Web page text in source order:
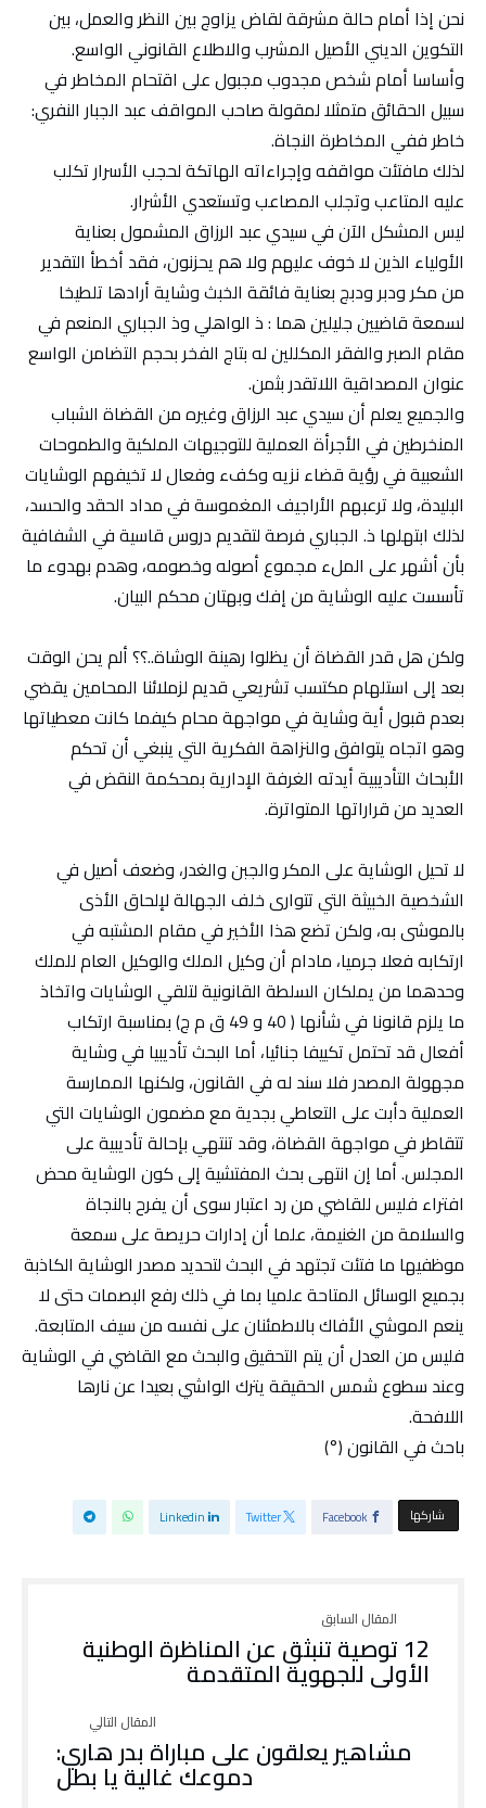
نحن إذا أمام حالة مشرقة لقاض يزاوج بين النظر والعمل، بين
التكوين الديني الأصيل المشرب والاطلاع القانوني الواسع.
وأساسا أمام شخص مجدوب مجبول على اقتحام المخاطر في
سبيل الحقائق متمثلا لمقولة صاحب المواقف عبد الجبار النفري:
خاطر ففي المخاطرة النجاة.
لذلك مافتئت مواقفه وإجراءاته الهاتكة لحجب الأسرار تكلب
عليه المتاعب وتجلب المصاعب وتستعدي الأشرار.
ليس المشكل الآن في سيدي عبد الرزاق المشمول بعناية
الأولياء الذين لا خوف عليهم ولا هم يحزنون، فقد أخطأ التقدير
من مكر ودبر ودبج بعناية فائقة الخبث وشاية أرادها تلطيخا
لسمعة قاضيين جليلين هما : ذ الواهلي وذ الجباري المنعم في
مقام الصبر والفقر المكللين له بتاج الفخر بحجم التضامن الواسع
عنوان المصداقية اللاتقدر بثمن.
والجميع يعلم أن سيدي عبد الرزاق وغيره من القضاة الشباب
المنخرطين في الأجرأة العملية للتوجيهات الملكية والطموحات
الشعبية في رؤية قضاء نزيه وكفء وفعال لا تخيفهم الوشايات
البليدة، ولا ترعبهم الأراجيف المغموسة في مداد الحقد والحسد،
لذلك ابتهلها ذ. الجباري فرصة لتقديم دروس قاسية في الشفافية
بأن أشهر على الملء مجموع أصوله وخصومه، وهدم بهدوء ما
تأسست عليه الوشاية من إفك وبهتان محكم البيان.
ولكن هل قدر القضاة أن يظلوا رهينة الوشاة..؟؟ ألم يحن الوقت
بعد إلى استلهام مكتسب تشريعي قديم لزملائنا المحامين يقضي
بعدم قبول أية وشاية في مواجهة محام كيفما كانت معطياتها
وهو اتجاه يتوافق والنزاهة الفكرية التي ينبغي أن تحكم
الأبحاث التأديبية أيدته الغرفة الإدارية بمحكمة النقض في
العديد من قراراتها المتواترة.
لا تحيل الوشاية على المكر والجبن والغدر، وضعف أصيل في
الشخصية الخبيثة التي تتوارى خلف الجهالة لإلحاق الأذى
بالموشى به، ولكن تضع هذا الأخير في مقام المشتبه في
ارتكابه فعلا جرميا، مادام أن وكيل الملك والوكيل العام للملك
وحدهما من يملكان السلطة القانونية لتلقي الوشايات واتخاذ
ما يلزم قانونا في شأنها ( 40 و 49 ق م ج) بمناسبة ارتكاب
أفعال قد تحتمل تكييفا جنائيا، أما البحث تأديبيا في وشاية
مجهولة المصدر فلا سند له في القانون، ولكنها الممارسة
العملية دأبت على التعاطي بجدية مع مضمون الوشايات التي
تتقاطر في مواجهة القضاة، وقد تنتهي بإحالة تأديبية على
المجلس. أما إن انتهى بحث المفتشية إلى كون الوشاية محض
افتراء فليس للقاضي من رد اعتبار سوى أن يفرح بالنجاة
والسلامة من الغنيمة، علما أن إدارات حريصة على سمعة
موظفيها ما فتئت تجتهد في البحث لتحديد مصدر الوشاية الكاذبة
بجميع الوسائل المتاحة علميا بما في ذلك رفع البصمات حتى لا
ينعم الموشي الأفاك بالاطمئنان على نفسه من سيف المتابعة.
فليس من العدل أن يتم التحقيق والبحث مع القاضي في الوشاية
وعند سطوع شمس الحقيقة يترك الواشي بعيدا عن نارها
اللافحة.
باحث في القانون (°)
‫‫ شاركها‬ Facebook
Twitter
Linkedin
12 توصية تنبثق عن المناظرة الوطنية
الأولى للجهوية المتقدمة
مشاهير يعلقون على مباراة بدر هاري:
دموعك غالية يا بطل